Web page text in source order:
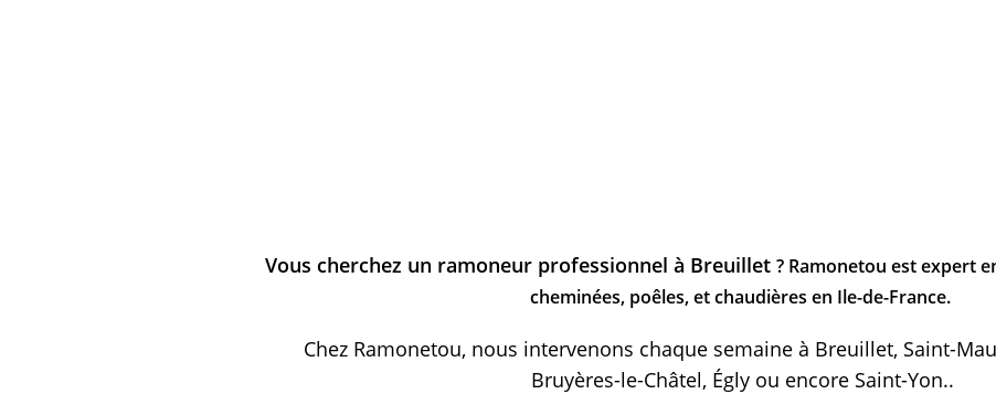
Vous cherchez un ramoneur professionnel à Breuillet ? Ramonetou est expert
cheminées, poêles, et chaudières en Ile-de-France.
Chez Ramonetou, nous intervenons chaque semaine à Breuillet, Saint-
Bruyères-le-Châtel, Égly ou encore Saint-Yon..